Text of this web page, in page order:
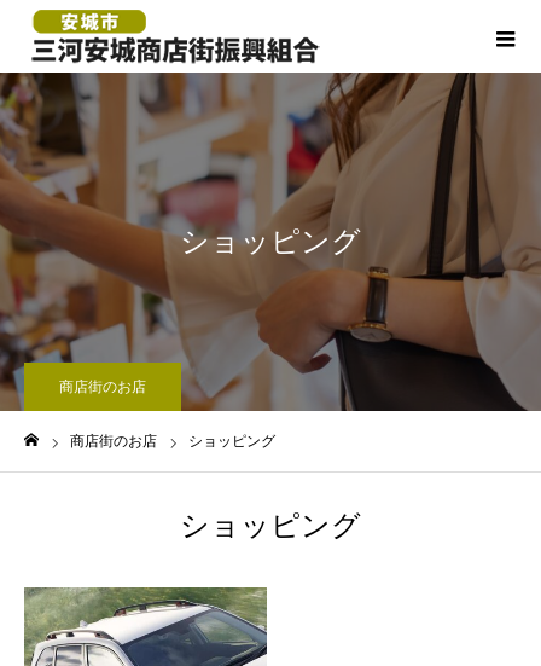
ショッピング
商店街のお店
商店街のお店 ショッピング
ショッピング